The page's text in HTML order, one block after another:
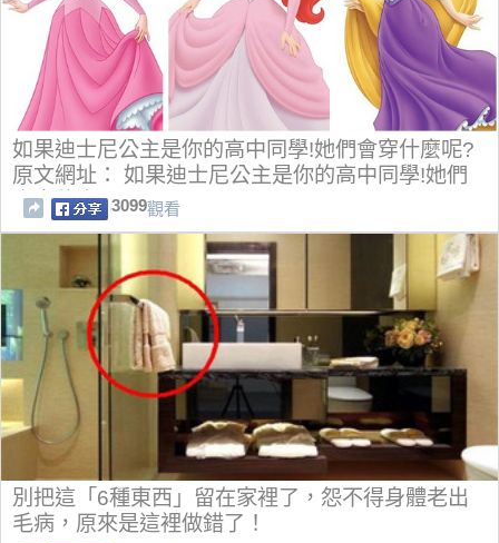
如果迪士尼公主是你的高中同學!她們會穿什麼呢?
原文網址： 如果迪士尼公主是你的高中同學!她們
會穿什麼呢?3099觀看
別把這「6種東西」留在家裡了，怨不得身體老出
毛病，原來是這裡做錯了！